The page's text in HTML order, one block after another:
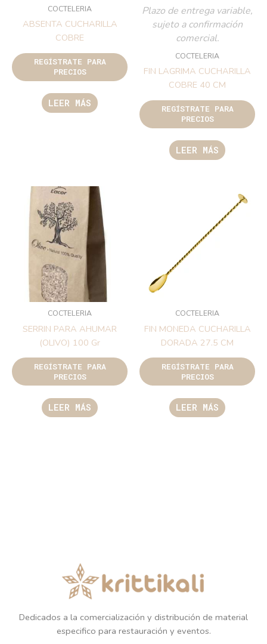
COCTELERIA
ABSENTA CUCHARILLA
COBRE
REGÍSTRATE PARA
PRECIOS
LEER MÁS
Plazo de entrega variable,
sujeto a confirmación
comercial.
COCTELERIA
FIN LAGRIMA CUCHARILLA
COBRE 40 CM
REGÍSTRATE PARA
PRECIOS
LEER MÁS
COCTELERIA
SERRIN PARA AHUMAR
(OLIVO) 100 Gr
REGÍSTRATE PARA
PRECIOS
LEER MÁS
COCTELERIA
FIN MONEDA CUCHARILLA
DORADA 27.5 CM
REGÍSTRATE PARA
PRECIOS
LEER MÁS
Dedicados a la comercialización y distribución de material
especifico para restauración y eventos.